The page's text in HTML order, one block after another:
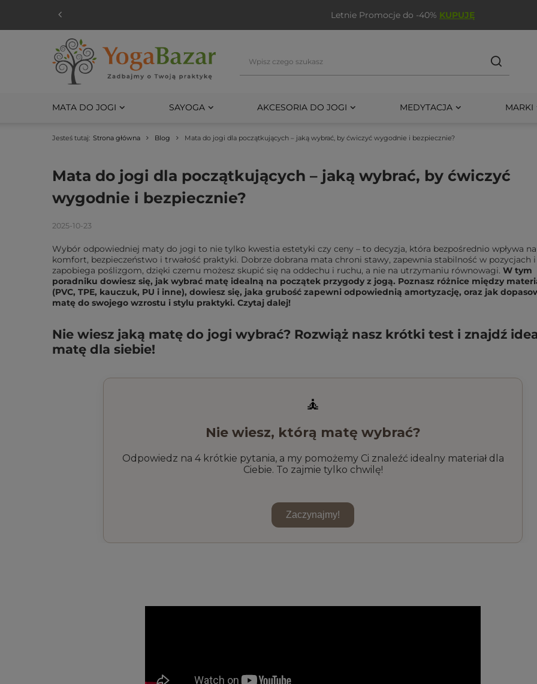
Letnie Promocje do -40% KUPUJĘ
MATA DO JOGI SAYOGA AKCESORIA DO JOGI MEDYTACJA MARKI
Jesteś tutaj: Strona główna Blog Mata do jogi dla początkujących – jaką wybrać, by ćwiczyć wygodnie i bezpiecznie?
Mata do jogi dla początkujących – jaką wybrać, by ćwiczyć
wygodnie i bezpiecznie?
2025-10-23
Wybór odpowiedniej maty do jogi to nie tylko kwestia estetyki czy ceny – to decyzja, która bezpośrednio wpływa na
komfort, bezpieczeństwo i trwałość praktyki. Dobrze dobrana mata chroni stawy, zapewnia stabilność w pozycjach i
zapobiega poślizgom, dzięki czemu możesz skupić się na oddechu i ruchu, a nie na utrzymaniu równowagi. W tym
poradniku dowiesz się, jak wybrać matę idealną na początek przygody z jogą. Poznasz różnice między
(PVC, TPE, kauczuk, PU i inne), dowiesz się, jaka grubość zapewni odpowiednią amortyzację, oraz jak
matę do swojego wzrostu i stylu praktyki. Czytaj dalej!
Nie wiesz jaką matę do jogi wybrać? Rozwiąż nasz krótki test i znajdź
matę dla siebie!